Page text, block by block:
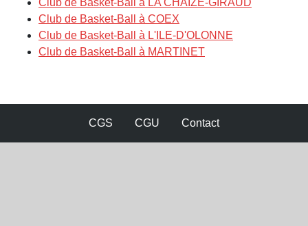
Club de Basket-Ball à LA CHAIZE-GIRAUD
Club de Basket-Ball à COEX
Club de Basket-Ball à L'ILE-D'OLONNE
Club de Basket-Ball à MARTINET
CGS CGU Contact